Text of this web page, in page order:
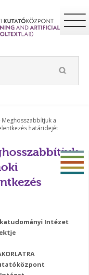
a
határidejét
Intézet